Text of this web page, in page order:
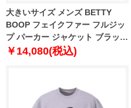
大きいサイズ メンズ BETTY
BOOP フェイクファー フルジッ
プ パーカー ジャケット ブラック
1278-2398-2 3L 4L 5L 6L
￥14,080(税込)